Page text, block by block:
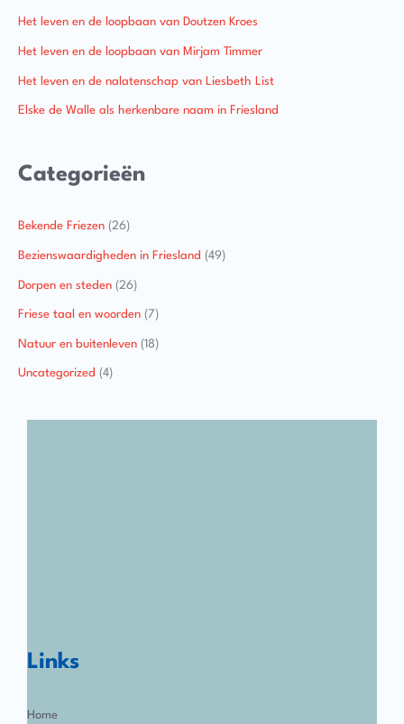
Het leven en de loopbaan van Doutzen Kroes
Het leven en de loopbaan van Mirjam Timmer
Het leven en de nalatenschap van Liesbeth List
Elske de Walle als herkenbare naam in Friesland
Categorieën
Bekende Friezen (26)
Bezienswaardigheden in Friesland (49)
Dorpen en steden (26)
Friese taal en woorden (7)
Natuur en buitenleven (18)
Uncategorized (4)
Links
Home